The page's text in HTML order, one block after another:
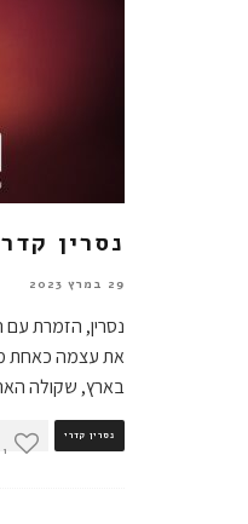
נסרין
29 במרץ 2023
נסרין, הזמרת עם
את עצמה כאחת
בארץ, שקולה
נסרין קדרי
1